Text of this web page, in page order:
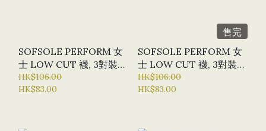
SOFSOLE PERFORM 女
士 LOW CUT 襪, 3對裝
#S20291
HK$106.00
HK$83.00
售完
SOFSOLE PERFORM 女
士 LOW CUT 襪, 3對裝
#S20290
HK$106.00
HK$83.00